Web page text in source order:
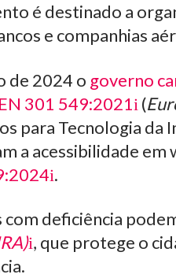
é destinado a
e companhias
de 2024 o governo
EN 301 549:2021 (
para Tecnologia da
a acessibilidade em
.
com deficiência
, que protege o